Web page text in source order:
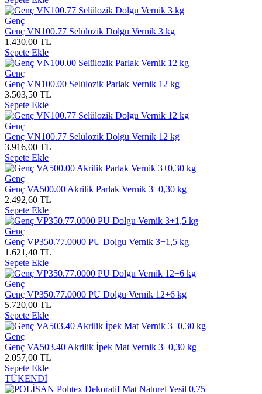
Genç
Genç VN100.77 Selülozik Dolgu Vernik 3 kg
1.430,00 TL
Sepete Ekle
Genç
Genç VN100.00 Selülozik Parlak Vernik 12 kg
3.503,50 TL
Sepete Ekle
Genç
Genç VN100.77 Selülozik Dolgu Vernik 12 kg
3.916,00 TL
Sepete Ekle
Genç
Genç VA500.00 Akrilik Parlak Vernik 3+0,30 kg
2.492,60 TL
Sepete Ekle
Genç
Genç VP350.77.0000 PU Dolgu Vernik 3+1,5 kg
1.621,40 TL
Sepete Ekle
Genç
Genç VP350.77.0000 PU Dolgu Vernik 12+6 kg
5.720,00 TL
Sepete Ekle
Genç
Genç VA503.40 Akrilik İpek Mat Vernik 3+0,30 kg
2.057,00 TL
Sepete Ekle
TÜKENDİ